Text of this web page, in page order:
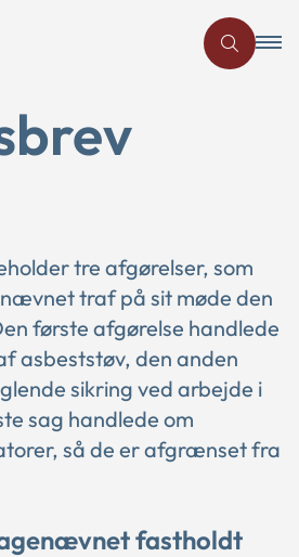
tre afgørelser, som
traf på sit møde den
første afgørelse handlede
asbeststøv, den anden
sikring ved arbejde i
sag handlede om
så de er afgrænset fra
fastholdt